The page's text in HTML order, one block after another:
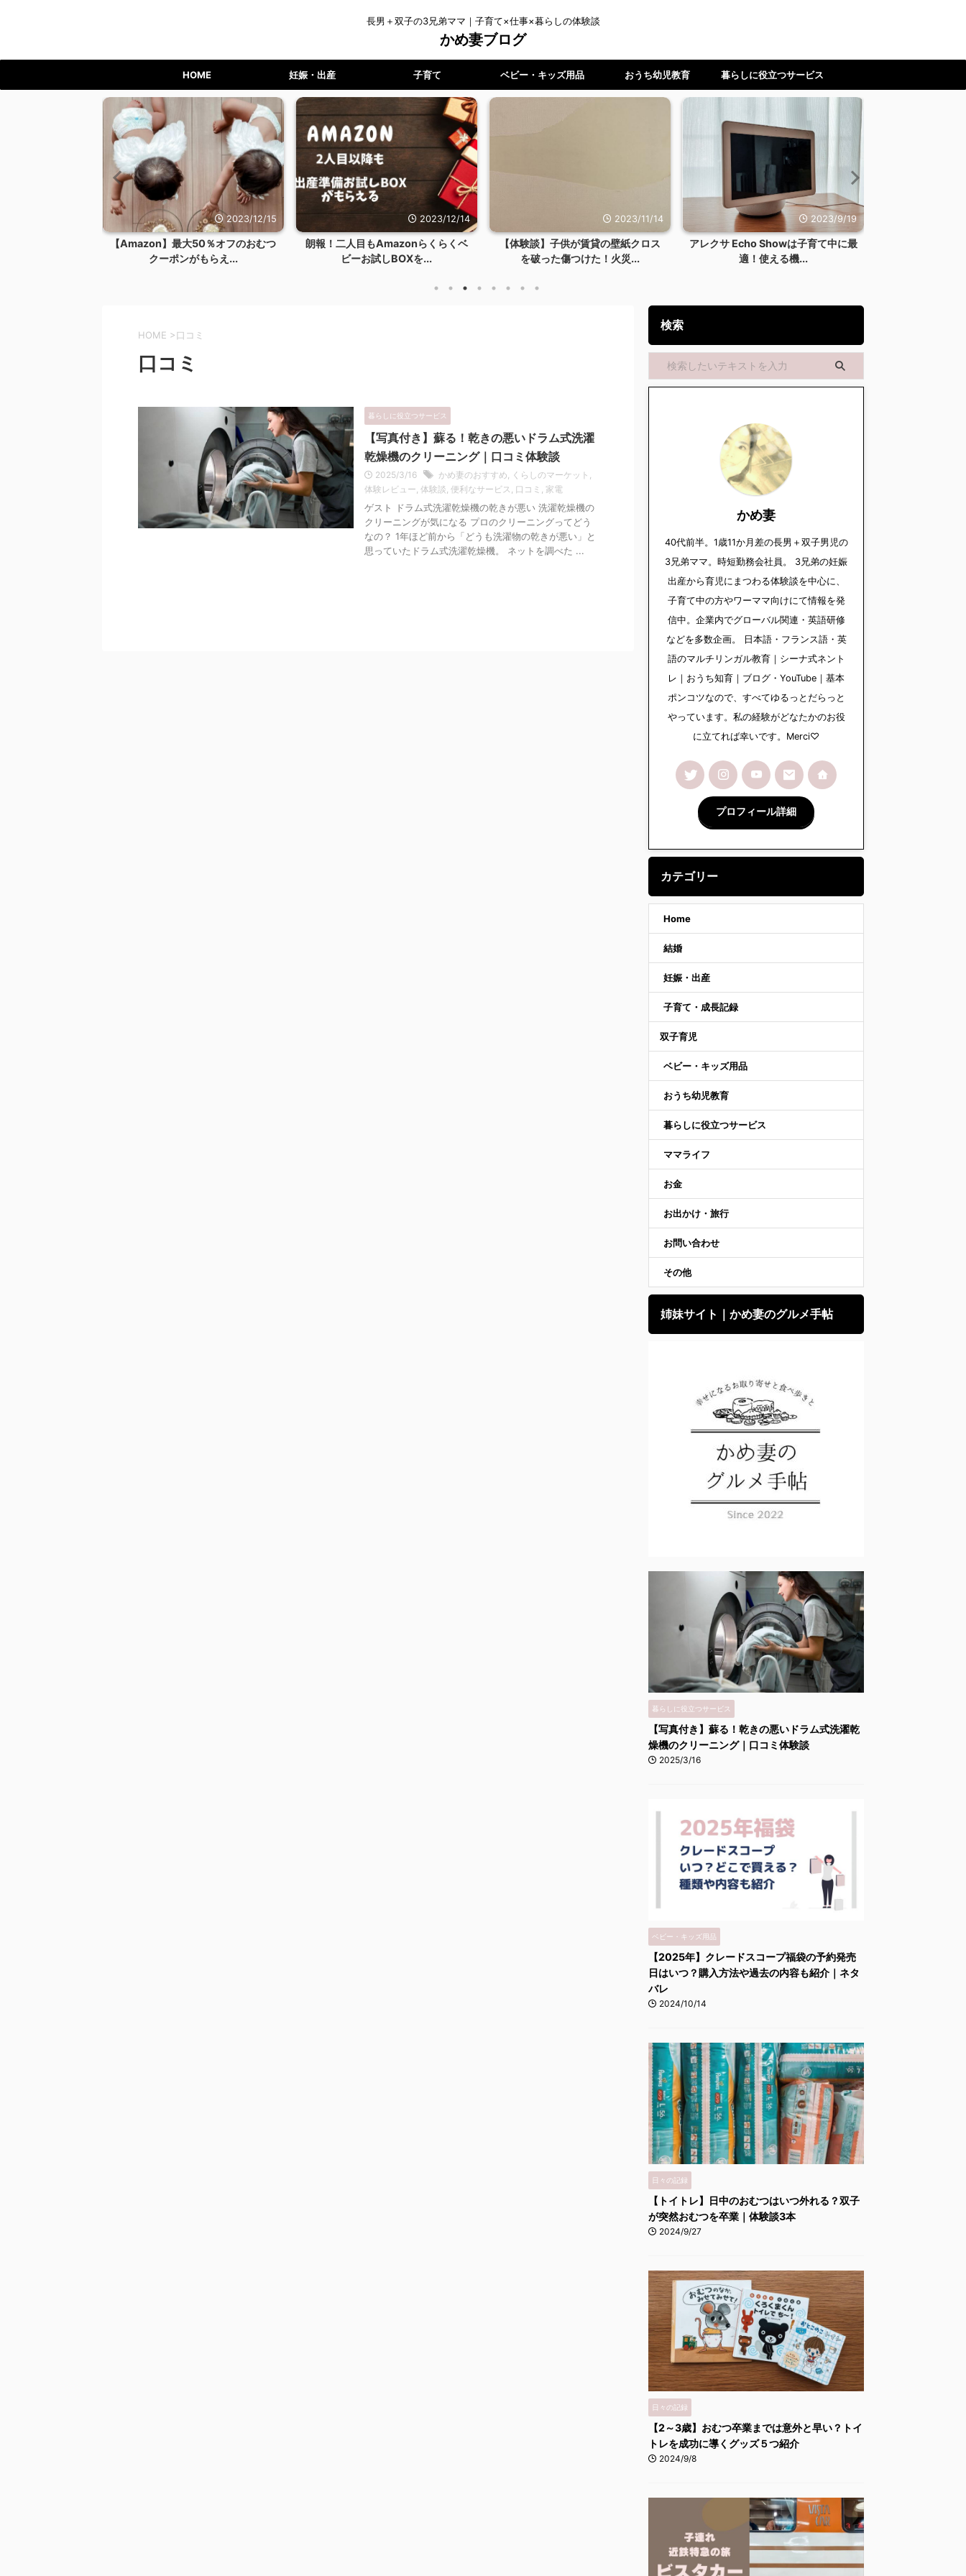
長男＋双子の3兄弟ママ｜子育て×仕事×暮らしの体験談
かめ妻ブログ
HOME 妊娠・出産 子育て ベビー・キッズ用品 おうち幼児教育 暮らしに役立つサービス
2023/12/15
【Amazon】最大50％オフのおむつ
クーポンがもらえ...
2023/12/14
朗報！二人目もAmazonらくらくベ
ビーお試しBOXを...
2023/11/14
【体験談】子供が賃貸の壁紙クロス
を破った傷つけた！火災...
2023/9/19
アレクサ Echo Showは子育て中に最
適！使える機...
HOME >口コミ
口コミ
暮らしに役立つサービス
【写真付き】蘇る！乾きの悪いドラム式洗濯
乾燥機のクリーニング｜口コミ体験談
2025/3/16 かめ妻のおすすめ くらしのマーケット
体験レビュー 体験談 便利なサービス 口コミ 家電
ゲスト ドラム式洗濯乾燥機の乾きが悪い 洗濯乾燥機の
クリーニングが気になる プロのクリーニングってどう
なの？ 1年ほど前から「どうも洗濯物の乾きが悪い」と
思っていたドラム式洗濯乾燥機。 ネットを調べた ...
検索
かめ妻
40代前半。1歳11か月差の長男＋双子男児の
3兄弟ママ。時短勤務会社員。 3兄弟の妊娠
出産から育児にまつわる体験談を中心に、
子育て中の方やワーママ向けにて情報を発
信中。企業内でグローバル関連・英語研修
などを多数企画。 日本語・フランス語・英
語のマルチリンガル教育｜シーナ式ネント
レ｜おうち知育｜ブログ・YouTube｜基本
ポンコツなので、すべてゆるっとだらっと
やっています。私の経験がどなたかのお役
に立てれば幸いです。Merci♡
プロフィール詳細
カテゴリー
Home
結婚
妊娠・出産
子育て・成長記録
双子育児
ベビー・キッズ用品
おうち幼児教育
暮らしに役立つサービス
ママライフ
お金
お出かけ・旅行
お問い合わせ
その他
姉妹サイト｜かめ妻のグルメ手帖
暮らしに役立つサービス
【写真付き】蘇る！乾きの悪いドラム式洗濯乾
燥機のクリーニング｜口コミ体験談
2025/3/16
ベビー・キッズ用品
【2025年】クレードスコープ福袋の予約発売
日はいつ？購入方法や過去の内容も紹介｜ネタ
バレ
2024/10/14
日々の記録
【トイトレ】日中のおむつはいつ外れる？双子
が突然おむつを卒業｜体験談3本
2024/9/27
日々の記録
【2～3歳】おむつ卒業までは意外と早い？トイ
トレを成功に導くグッズ５つ紹介
2024/9/8